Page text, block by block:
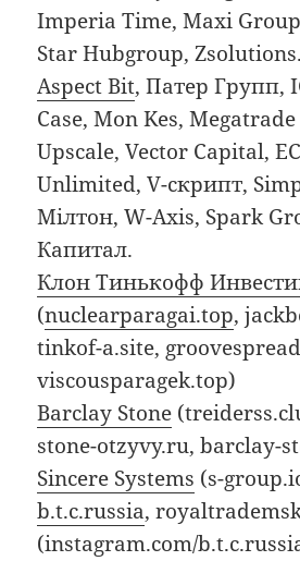
Imperia Time, Maxi
Star Hubgroup, Zsolutions.
Aspect Bit, Патер Групп,
Case, Mon Kes,
Upscale, Vector Capital,
Unlimited, V-скрипт,
Мілтон, W-Axis, Spark
Капитал.
Клон Тинькофф
(nuclearparagai.top,
tinkof-a.site,
viscousparagek.top)
Barclay Stone
stone-otzyvy.ru, barclay-
Sincere Systems (s-
b.t.c.russia,
(instagram.com/